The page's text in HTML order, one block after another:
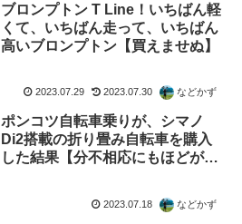
ブロンプトン T Line！いちばん軽
くて、いちばん走って、いちばん
高いブロンプトン【買えませぬ】
2023.07.29 2023.07.30 などかず
ポンコツ自転車乗りが、シマノ
Di2搭載の折り畳み自転車を購入
した結果【分不相応にもほどがあ
2023.07.18 などかず